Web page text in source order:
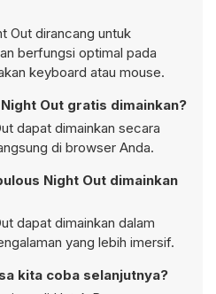
Out dirancang untuk
berfungsi optimal pada
keyboard atau mouse.
Out gratis dimainkan?
dapat dimainkan secara
di browser Anda.
Night Out dimainkan
dapat dimainkan dalam
yang lebih imersif.
kita coba selanjutnya?